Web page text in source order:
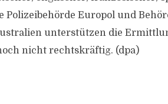
Polizeibehörde Europol und
unterstützen die
nicht rechtskräftig. (dpa)